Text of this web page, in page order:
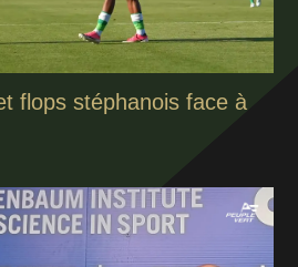
flops stéphanois face à